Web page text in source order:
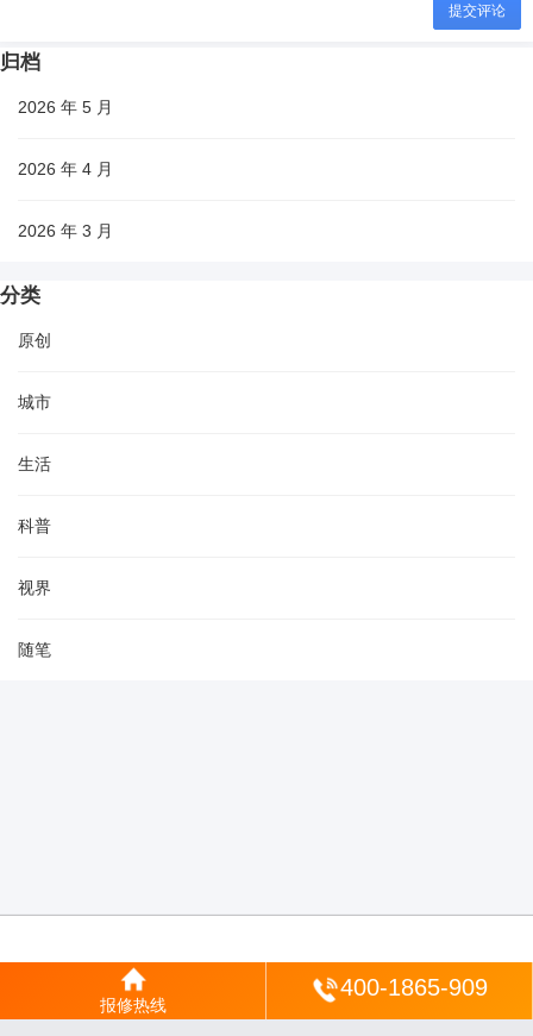
提交评论
归档
2026 年 5 月
2026 年 4 月
2026 年 3 月
分类
原创
城市
生活
科普
视界
随笔
报修热线
400-1865-909